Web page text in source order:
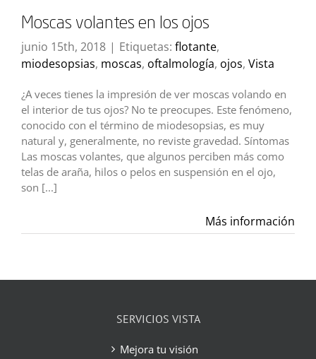
Moscas volantes en los ojos
junio 15th, 2018 | Etiquetas: flotante,
miodesopsias, moscas, oftalmología, ojos, Vista
¿A veces tienes la impresión de ver moscas volando en
el interior de tus ojos? No te preocupes. Este fenómeno,
conocido con el término de miodesopsias, es muy
natural y, generalmente, no reviste gravedad. Síntomas
Las moscas volantes, que algunos perciben más como
telas de araña, hilos o pelos en suspensión en el ojo,
son [...]
Más información
SERVICIOS VISTA
Mejora tu visión